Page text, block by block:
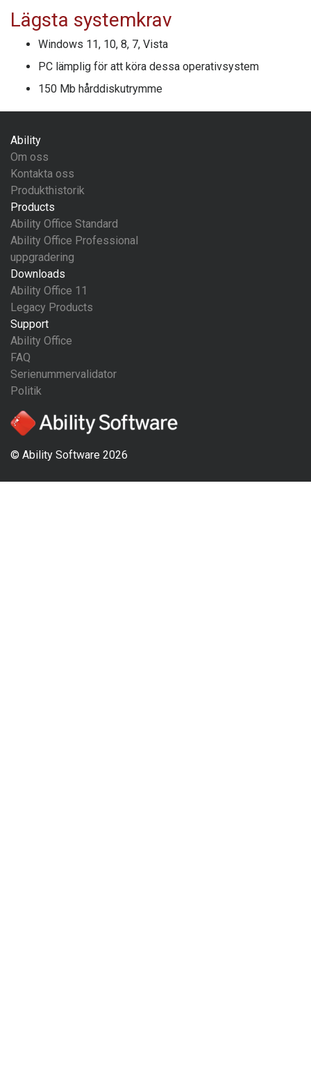
Lägsta systemkrav
Windows 11, 10, 8, 7, Vista
PC lämplig för att köra dessa operativsystem
150 Mb hårddiskutrymme
Ability
Om oss
Kontakta oss
Produkthistorik
Products
Ability Office Standard
Ability Office Professional
uppgradering
Downloads
Ability Office 11
Legacy Products
Support
Ability Office
FAQ
Serienummervalidator
Politik
© Ability Software 2026